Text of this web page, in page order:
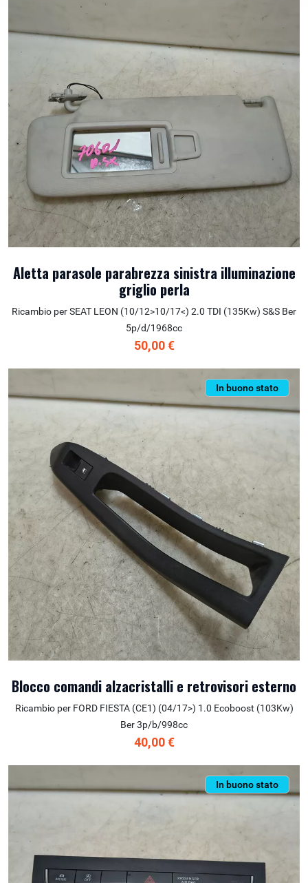
Aletta parasole parabrezza sinistra illuminazione
griglio perla
Ricambio per SEAT LEON (10/12>10/17<) 2.0 TDI (135Kw) S&S Ber
5p/d/1968cc
50,00 €
In buono stato
Blocco comandi alzacristalli e retrovisori esterno
Ricambio per FORD FIESTA (CE1) (04/17>) 1.0 Ecoboost (103Kw)
Ber 3p/b/998cc
40,00 €
In buono stato